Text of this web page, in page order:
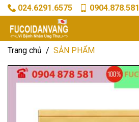
024.6291.6575 0904.878.581
Trang chủ SẢN PHẨM